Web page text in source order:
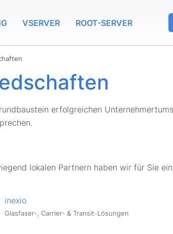
VSERVER ROOT-SERVER
erfolgreichen
lokalen Partnern haben wir für Sie
inexio
Glasfaser-, Carrier- & Transit-Lösungen